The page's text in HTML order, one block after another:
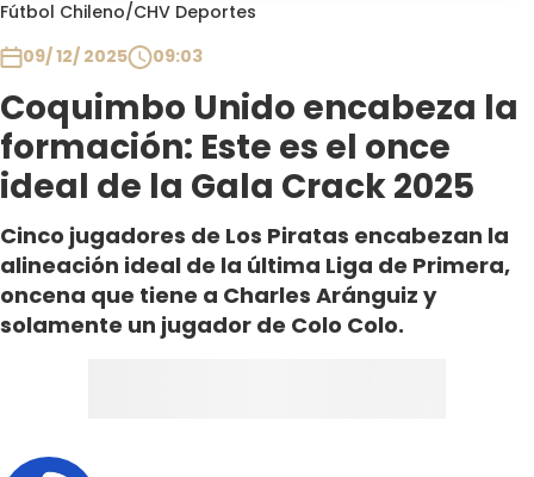
Fútbol Chileno/CHV Deportes
09/ 12/ 2025
09:03
Coquimbo Unido encabeza la
formación: Este es el once
ideal de la Gala Crack 2025
Cinco jugadores de Los Piratas encabezan la
alineación ideal de la última Liga de Primera,
oncena que tiene a Charles Aránguiz y
solamente un jugador de Colo Colo.
Programas
Club De La Comedia
Contigo en Directo
Plan Perfecto
El Tiempo
Sabingo
Todos Los Programas